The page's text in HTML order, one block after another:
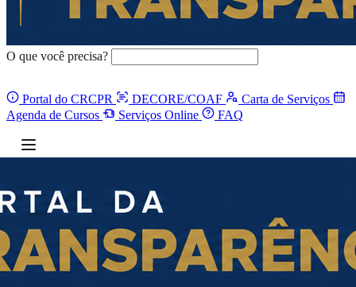
O que você precisa?
Portal do CRCPR DECORE/COAF
Carta de Serviços
Agenda de Cursos
Serviços Online FAQ